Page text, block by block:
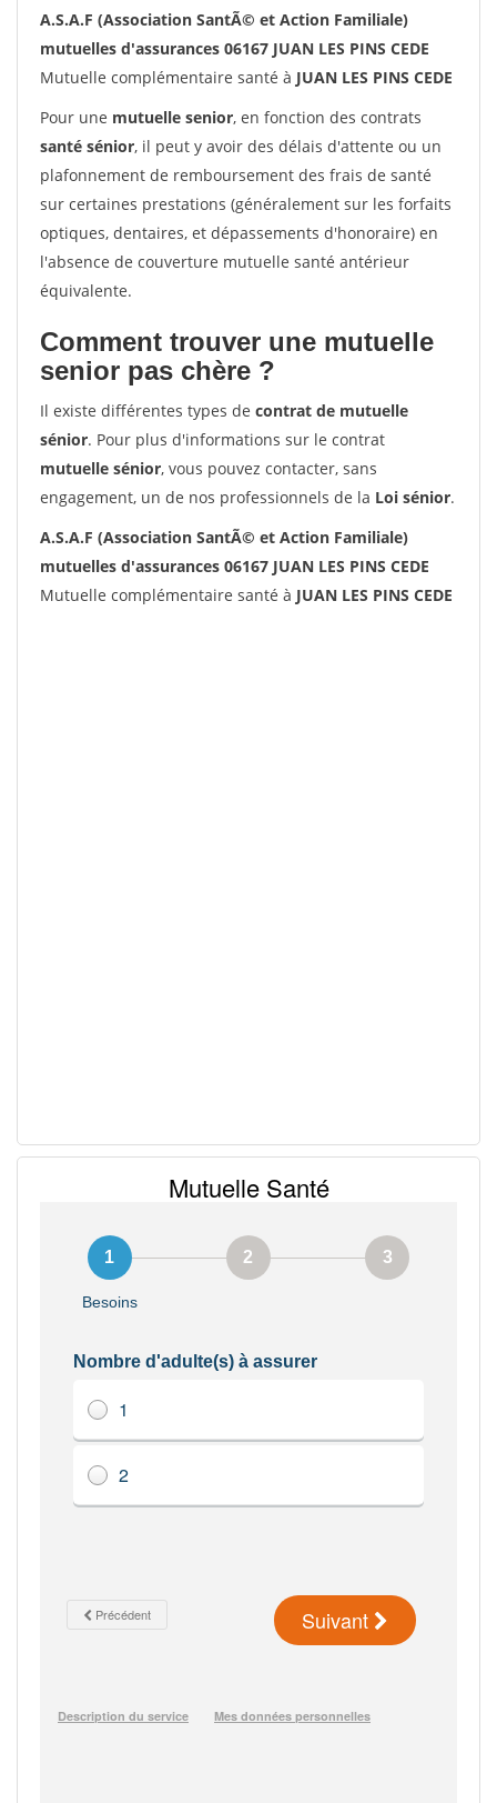
A.S.A.F (Association SantÃ© et Action Familiale)
mutuelles d'assurances 06167 JUAN LES PINS CEDE
Mutuelle complémentaire santé à JUAN LES PINS CEDE
Pour une mutuelle senior, en fonction des contrats
santé sénior, il peut y avoir des délais d'attente ou un
plafonnement de remboursement des frais de santé
sur certaines prestations (généralement sur les forfaits
optiques, dentaires, et dépassements d'honoraire) en
l'absence de couverture mutuelle santé antérieur
équivalente.
Comment trouver une mutuelle
senior pas chère ?
Il existe différentes types de contrat de mutuelle
sénior. Pour plus d'informations sur le contrat
mutuelle sénior, vous pouvez contacter, sans
engagement, un de nos professionnels de la Loi sénior.
A.S.A.F (Association SantÃ© et Action Familiale)
mutuelles d'assurances 06167 JUAN LES PINS CEDE
Mutuelle complémentaire santé à JUAN LES PINS CEDE